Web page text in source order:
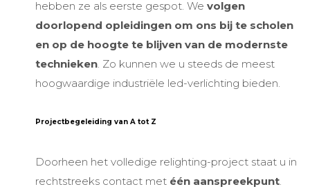
hebben ze als eerste gespot. Wevolgen
doorlopend opleidingen om ons bij te scholen
en op de hoogte te blijven van de modernste
technieken. Zo kunnen we u steeds de meest
hoogwaardige industriële led-verlichting bieden.
Projectbegeleiding van A tot Z
Doorheen het volledige relighting-project staat u in
rechtstreeks contact met één aanspreekpunt.